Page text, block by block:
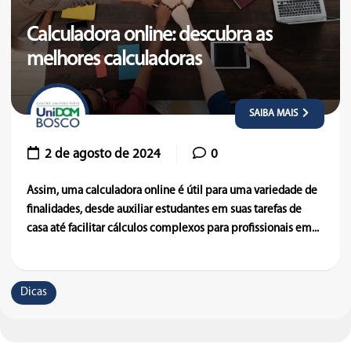
Calculadora online: descubra as
melhores calculadoras
SAIBA MAIS
2 de agosto de 2024 0
Assim, uma calculadora online é útil para uma variedade de
finalidades, desde auxiliar estudantes em suas tarefas de
casa até facilitar cálculos complexos para profissionais em...
Dicas